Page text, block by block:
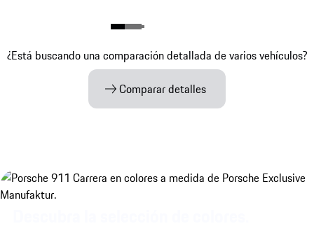
¿Está buscando una comparación detallada de varios vehículos?
Comparar detalles